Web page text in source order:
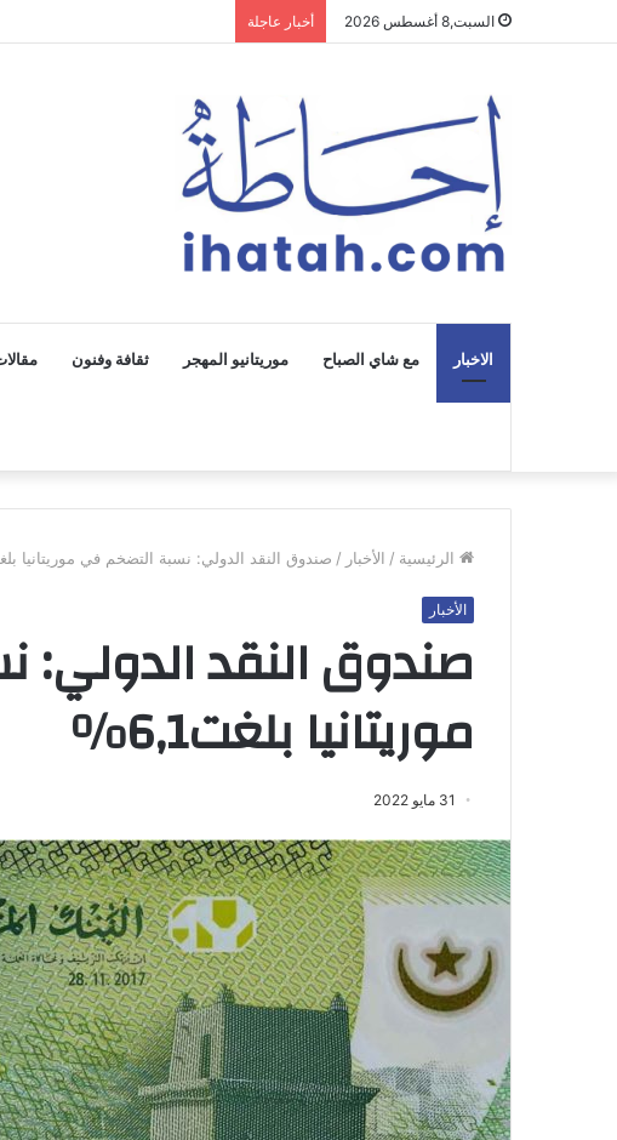
السبت,8 أغسطس 2026 أخبار عاجلة
الاخبار مع شاي الصباح موريتانيو المهجر ثقافة وفنون
الرئيسية / الأخبار / صندوق النقد الدولي: نسبة التضخم في موريتانيا
الأخبار
صندوق النقد
موريتانيا بلغت6,1%
31 مايو 2022